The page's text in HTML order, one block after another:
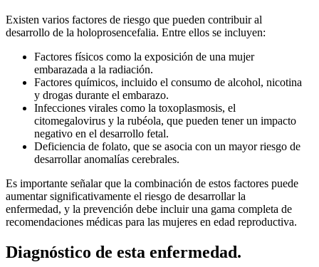
Existen varios factores de riesgo que pueden contribuir al
desarrollo de la holoprosencefalia. Entre ellos se incluyen:
Factores físicos como la exposición de una mujer
embarazada a la radiación.
Factores químicos, incluido el consumo de alcohol, nicotina
y drogas durante el embarazo.
Infecciones virales como la toxoplasmosis, el
citomegalovirus y la rubéola, que pueden tener un impacto
negativo en el desarrollo fetal.
Deficiencia de folato, que se asocia con un mayor riesgo de
desarrollar anomalías cerebrales.
Es importante señalar que la combinación de estos factores puede
aumentar significativamente el riesgo de desarrollar la
enfermedad, y la prevención debe incluir una gama completa de
recomendaciones médicas para las mujeres en edad reproductiva.
Diagnóstico de esta enfermedad.